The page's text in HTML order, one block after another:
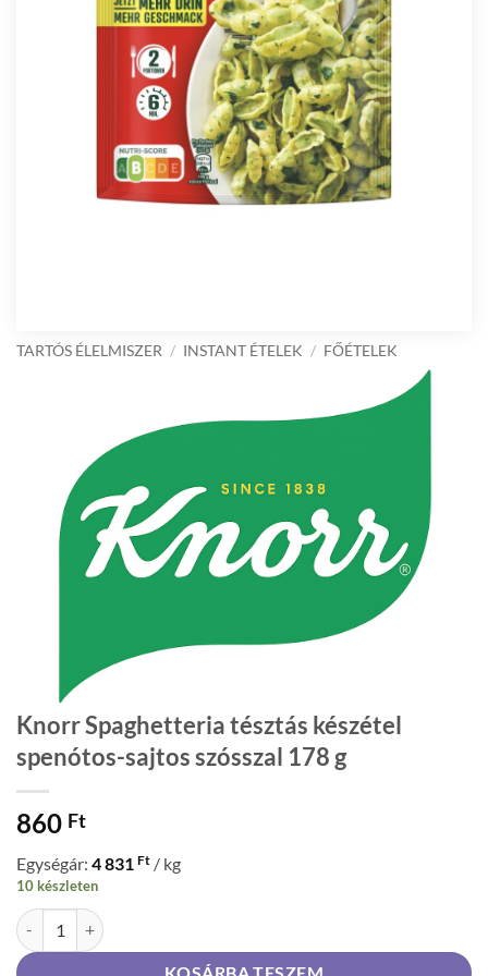
TARTÓS ÉLELMISZER / INSTANT ÉTELEK / FŐÉTELEK
Knorr Spaghetteria tésztás készétel
spenótos-sajtos szósszal 178 g
860 Ft
Egységár: 4 831 Ft / kg
10 készleten
Knorr Spaghetteria tésztás készétel spenótos-sajtos szósszal 178 g